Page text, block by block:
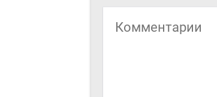
Комментарии